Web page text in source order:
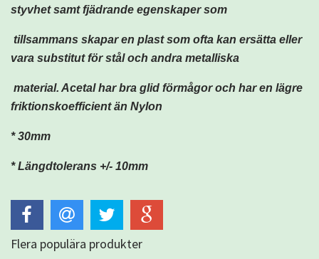
styvhet samt fjädrande egenskaper som
tillsammans skapar en plast som ofta kan ersätta eller
vara substitut för stål och andra metalliska
material. Acetal har bra glid förmågor och har en lägre
friktionskoefficient än Nylon
* 30mm
* Längdtolerans +/- 10mm
Flera populära produkter